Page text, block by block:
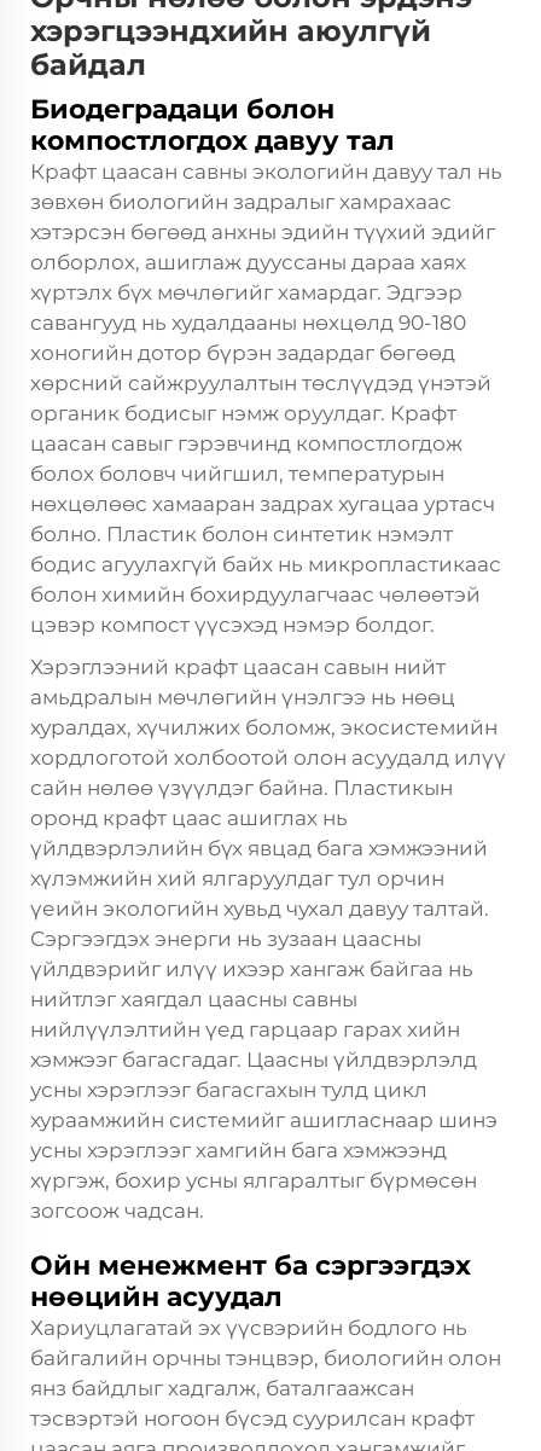
хэрэгцээндхийн аюулгүй
байдал
Биодеградаци болон
компостлогдох давуу тал
Крафт цаасан савны экологийн давуу тал нь
зөвхөн биологийн задралыг хамрахаас
хэтэрсэн бөгөөд анхны эдийн түүхий эдийг
олборлох, ашиглаж дууссаны дараа хаях
хүртэлх бүх мөчлөгийг хамардаг. Эдгээр
савангууд нь худалдааны нөхцөлд 90-180
хоногийн дотор бүрэн задардаг бөгөөд
хөрсний сайжруулалтын төслүүдэд үнэтэй
органик бодисыг нэмж оруулдаг. Крафт
цаасан савыг гэрэвчинд компостлогдож
болох боловч чийгшил, температурын
нөхцөлөөс хамааран задрах хугацаа уртасч
болно. Пластик болон синтетик нэмэлт
бодис агуулахгүй байх нь микропластикаас
болон химийн бохирдуулагчаас чөлөөтэй
цэвэр компост үүсэхэд нэмэр болдог.
Хэрэглээний крафт цаасан савын нийт
амьдралын мөчлөгийн үнэлгээ нь нөөц
хуралдах, хүчилжих боломж, экосистемийн
хордлоготой холбоотой олон асуудалд илүү
сайн нөлөө үзүүлдэг байна. Пластикын
оронд крафт цаас ашиглах нь
үйлдвэрлэлийн бүх явцад бага хэмжээний
хүлэмжийн хий ялгаруулдаг тул орчин
үеийн экологийн хувьд чухал давуу талтай.
Сэргээгдэх энерги нь зузаан цаасны
үйлдвэрийг илүү ихээр хангаж байгаа нь
нийтлэг хаягдал цаасны савны
нийлүүлэлтийн үед гарцаар гарах хийн
хэмжээг багасгадаг. Цаасны үйлдвэрлэлд
усны хэрэглээг багасгахын тулд цикл
хураамжийн системийг ашигласнаар шинэ
усны хэрэглээг хамгийн бага хэмжээнд
хүргэж, бохир усны ялгаралтыг бүрмөсөн
зогсоож чадсан.
Ойн менежмент ба сэргээгдэх
нөөцийн асуудал
Хариуцлагатай эх үүсвэрийн бодлого нь
байгалийн орчны тэнцвэр, биологийн олон
янз байдлыг хадгалж, баталгаажсан
тэсвэртэй ногоон бүсэд суурилсан крафт